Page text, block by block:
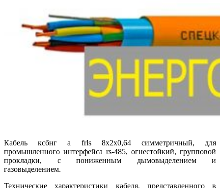
Кабель ксбнг а frls 8х2х0,64 симметричный, для
промышленного интерфейса rs-485, огнестойкий, групповой
прокладки, с пониженным дымовыделением и
газовыделением.
Технические характеристики кабеля, представленного в